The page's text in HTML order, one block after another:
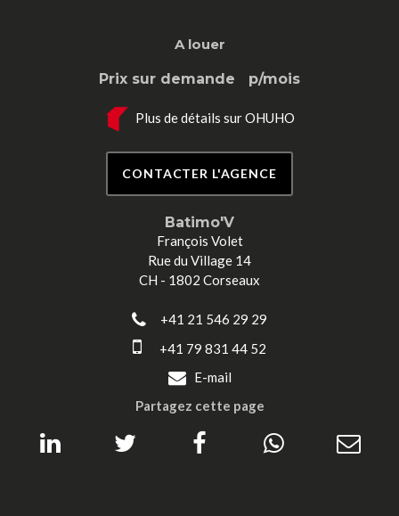
A louer
Prix sur demande p/mois
Plus de détails sur OHUHO
CONTACTER L'AGENCE
Batimo'V
François Volet
Rue du Village 14
CH - 1802 Corseaux
+41 21 546 29 29
+41 79 831 44 52
E-mail
Partagez cette page